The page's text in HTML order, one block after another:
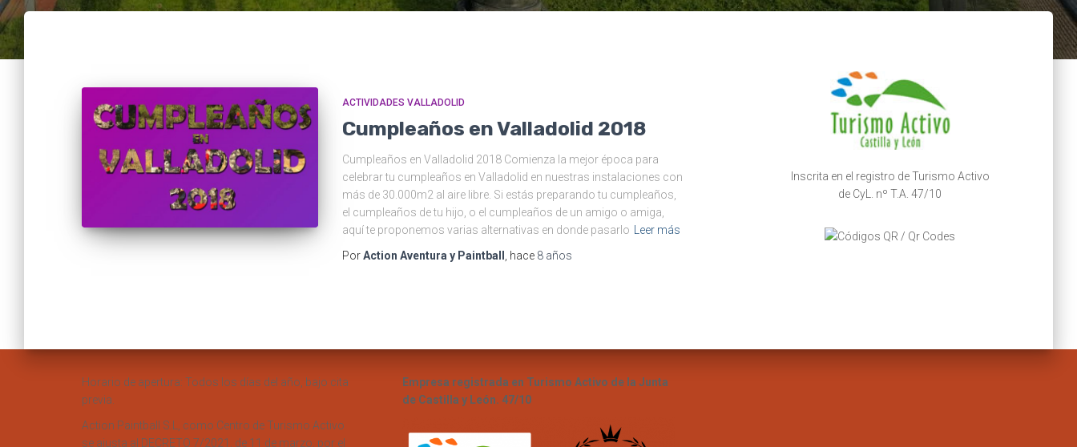
ACTIVIDADES VALLADOLID
Cumpleaños en Valladolid 2018
Cumpleaños en Valladolid 2018 Comienza la mejor época para
celebrar tu cumpleaños en Valladolid en nuestras instalaciones con
más de 30.000m2 al aire libre. Si estás preparando tu cumpleaños,
el cumpleaños de tu hijo, o el cumpleaños de un amigo o amiga,
aquí te proponemos varias alternativas en donde pasarlo
Leer más
PorAction Aventura y Paintball , hace 8 años
Inscrita en el registro de Turismo Activo
de CyL. nº T.A. 47/10
Horario de apertura: Todos los días del año, bajo cita
previa.
Action Paintball S.L, como Centro de Turismo Activo
se ajusta al DECRETO 7/2021, de 11 de marzo, por el
Empresa registrada en Turismo Activo de la Junta
de Castilla y León. 47/10